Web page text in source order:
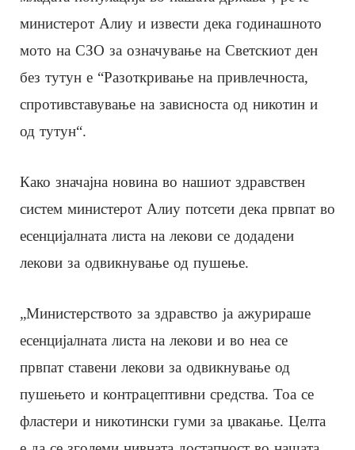
министерот Алиу и извести дека годинашното
мото на СЗО за означување на Светскиот ден
без тутун е “Разоткривање на привлечноста,
спротивставување на зависноста од никотин и
од тутун“.
Како значајна новина во нашиот здравствен
систем министерот Алиу потсети дека првпат во
есенцијалната листа на лекови се додадени
лекови за одвикнување од пушење.
„Министерството за здравство ја ажурираше
есенцијалната листа на лекови и во неа се
првпат ставени лекови за одвикнување од
пушењето и контрацептивни средства. Тоа се
фластери и никотински гуми за џвакање. Целта